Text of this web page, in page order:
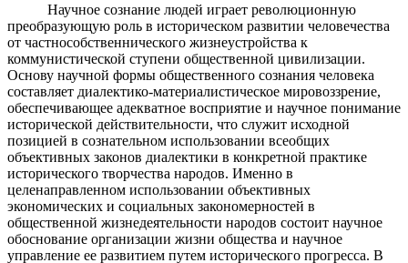
Научное сознание людей играет революционную
преобразующую роль в историческом развитии человечества
от частнособственнического жизнеустройства к
коммунистической ступени общественной цивилизации.
Основу научной формы общественного сознания человека
составляет диалектико-материалистическое мировоззрение,
обеспечивающее адекватное восприятие и научное понимание
исторической действительности, что служит исходной
позицией в сознательном использовании всеобщих
объективных законов диалектики в конкретной практике
исторического творчества народов. Именно в
целенаправленном использовании объективных
экономических и социальных закономерностей в
общественной жизнедеятельности народов состоит научное
обоснование организации жизни общества и научное
управление ее развитием путем исторического прогресса. В